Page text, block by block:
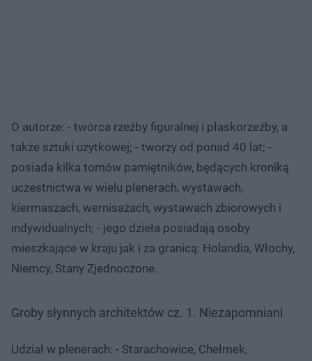
O autorze: - twórca rzeźby figuralnej i płaskorzeźby, a
także sztuki użytkowej; - tworzy od ponad 40 lat; -
posiada kilka tomów pamiętników, będących kroniką
uczestnictwa w wielu plenerach, wystawach,
kiermaszach, wernisażach, wystawach zbiorowych i
indywidualnych; - jego dzieła posiadają osoby
mieszkające w kraju jak i za granicą: Holandia, Włochy,
Niemcy, Stany Zjednoczone.
Groby słynnych architektów cz. 1. Niezapomniani
Udział w plenerach: - Starachowice, Chełmek,